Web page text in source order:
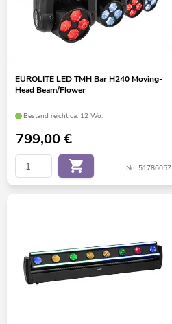
EUROLITE LED TMH Bar H240 Moving-
Head Beam/Flower
Bestand reicht ca. 12 Wo.
799,00€
No. 51786057